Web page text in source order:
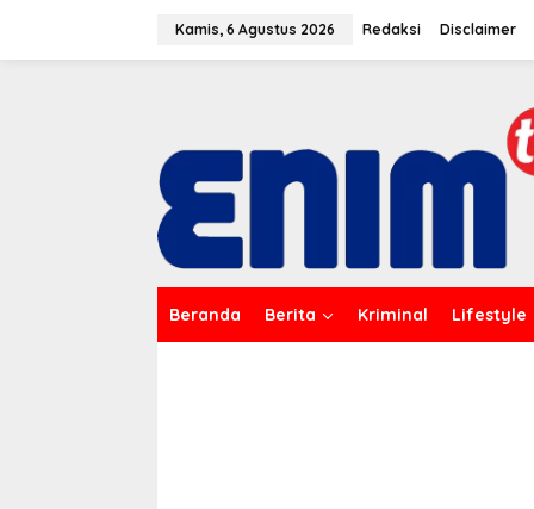
Kamis, 6 Agustus 2026 Redaksi Disclaimer
Beranda Berita Kriminal Lifestyle